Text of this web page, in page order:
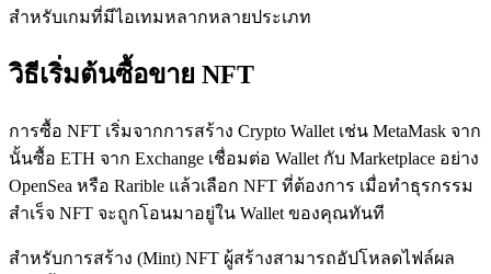
สำหรับเกมที่มีไอเทมหลากหลายประเภท
วิธีเริ่มต้นซื้อขาย NFT
การซื้อ NFT เริ่มจากการสร้าง Crypto Wallet เช่น MetaMask จาก
นั้นซื้อ ETH จาก Exchange เชื่อมต่อ Wallet กับ Marketplace อย่าง
OpenSea หรือ Rarible แล้วเลือก NFT ที่ต้องการ เมื่อทำธุรกรรม
สำเร็จ NFT จะถูกโอนมาอยู่ใน Wallet ของคุณทันที
สำหรับการสร้าง (Mint) NFT ผู้สร้างสามารถอัปโหลดไฟล์ผล